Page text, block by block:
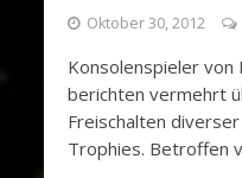
Oktober 30, 2012
Konsolenspieler
berichten vermehrt
Freischalten
Trophies. Betroffen